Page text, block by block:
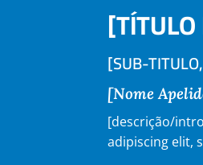
[SUB-
[Nome
[descrição/
adipiscing elit,